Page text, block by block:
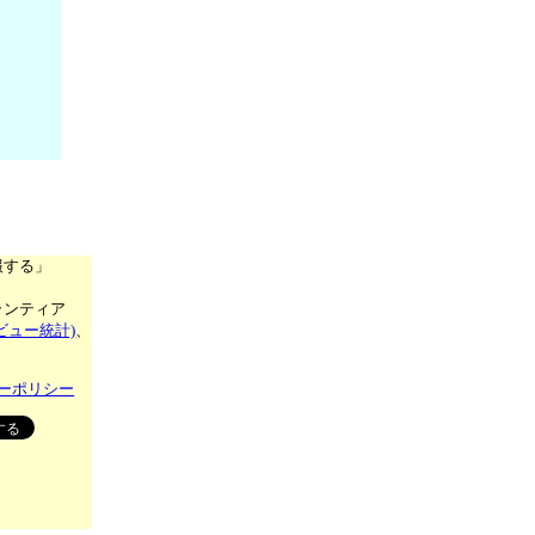
る」
ティア
ュー統計)、
ポリシー